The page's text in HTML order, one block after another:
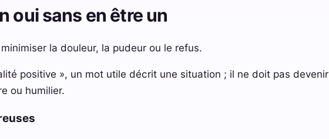
oui sans en être un
la douleur, la pudeur ou le refus.
positive », un mot utile décrit une situation ; il ne doit pas devenir
ou humilier.